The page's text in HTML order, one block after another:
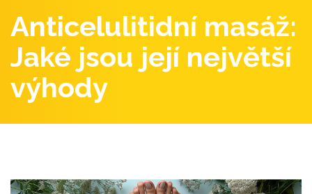
Anticelulitidní masáž:
Jaké jsou její největší
výhody